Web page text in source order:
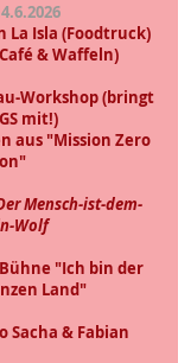
La Isla (Foodtruck)
& Waffeln)
Workshop (bringt
mit!)
aus "Mission Zero
Mensch-ist-dem-
Wolf
"Ich bin der
Land"
Sacha & Fabian